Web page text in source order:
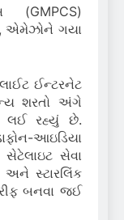
(GMPCS)
એમેઝોને ગયા
ઈન્ટરનેટ
શરતો અંગે
લઈ રહ્યું છે.
આઇડિયા
સેટેલાઇટ સેવા
સ્ટારલિંક
બનવા જઈ